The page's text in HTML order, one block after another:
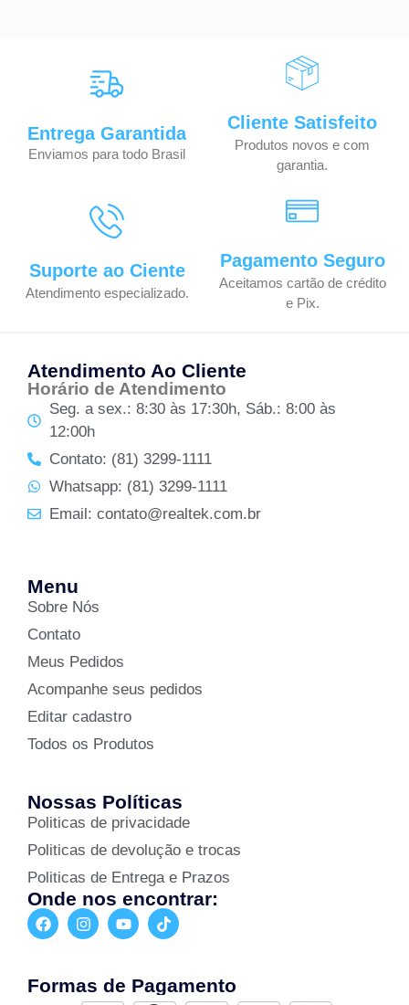
Entrega Garantida
Enviamos para todo Brasil
Cliente Satisfeito
Produtos novos e com
garantia.
Suporte ao Ciente
Atendimento especializado.
Pagamento Seguro
Aceitamos cartão de crédito
e Pix.
Atendimento Ao Cliente
Horário de Atendimento
Seg. a sex.: 8:30 às 17:30h, Sáb.: 8:00 às
12:00h
Contato: (81) 3299-1111
Whatsapp: (81) 3299-1111
Email: contato@realtek.com.br
Menu
Sobre Nós
Contato
Meus Pedidos
Acompanhe seus pedidos
Editar cadastro
Todos os Produtos
Nossas Políticas
Politicas de privacidade
Politicas de devolução e trocas
Politicas de Entrega e Prazos
Onde nos encontrar:
Formas de Pagamento